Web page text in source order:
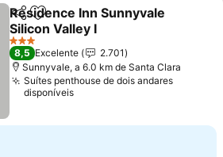
PartilharAdicionar aos favoritos
Residence Inn Sunnyvale
Silicon Valley I
Ver preços
3 Estrelas
8,5 Excelente
2.701
Sunnyvale, a 6.0 km de Santa Clara
Suítes penthouse de dois andares
disponíveis